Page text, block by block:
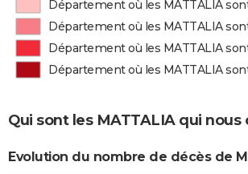
Département où les MATTALIA
Département où les MATTALIA
Département où les MATTALIA
Département où les MATTALIA
Qui sont les MATTALIA qui
Evolution du nombre de décès de